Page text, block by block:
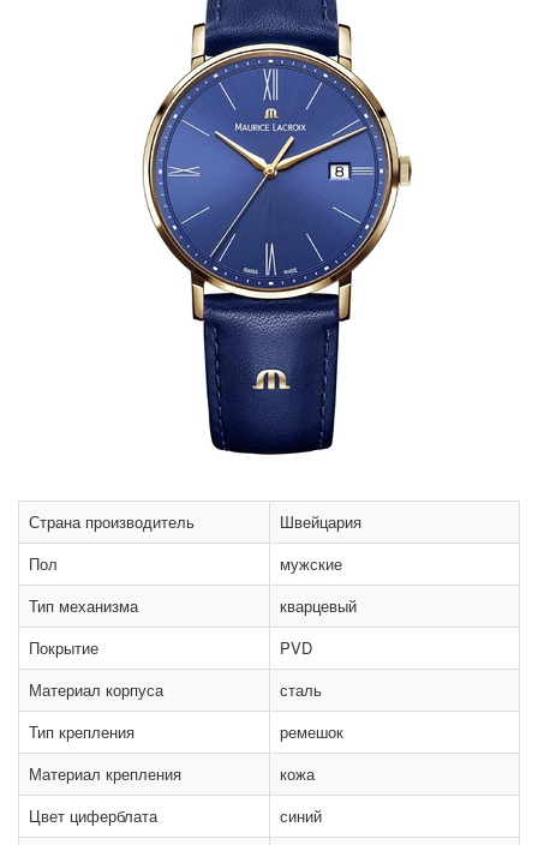
Страна производитель
Швейцария
Пол
мужские
Тип механизма
кварцевый
Покрытие
PVD
Материал корпуса
сталь
Тип крепления
ремешок
Материал крепления
кожа
Цвет циферблата
синий